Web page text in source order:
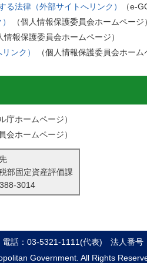
法律（外部サイトへリンク）
（e-
（個人情報保護委員会ホームページ）
情報保護委員会ホームページ）
ンク）
（個人情報保護委員会ホーム
庁ホームページ）
会ホームページ）
部固定資産評価課
3014
電話：03-5321-1111(代表)
法人番号
Government. All Rights